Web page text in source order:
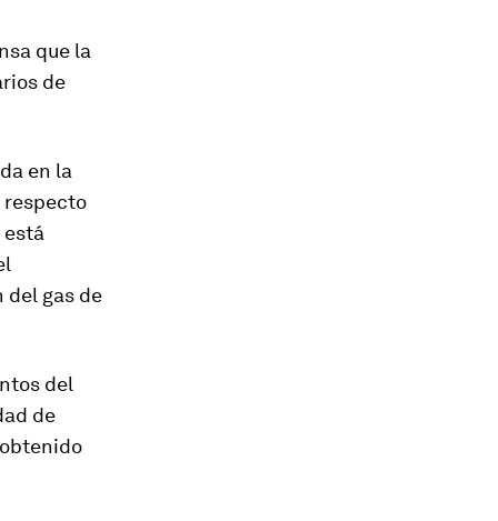
que la
de
en la
respecto
está
del gas de
del
de